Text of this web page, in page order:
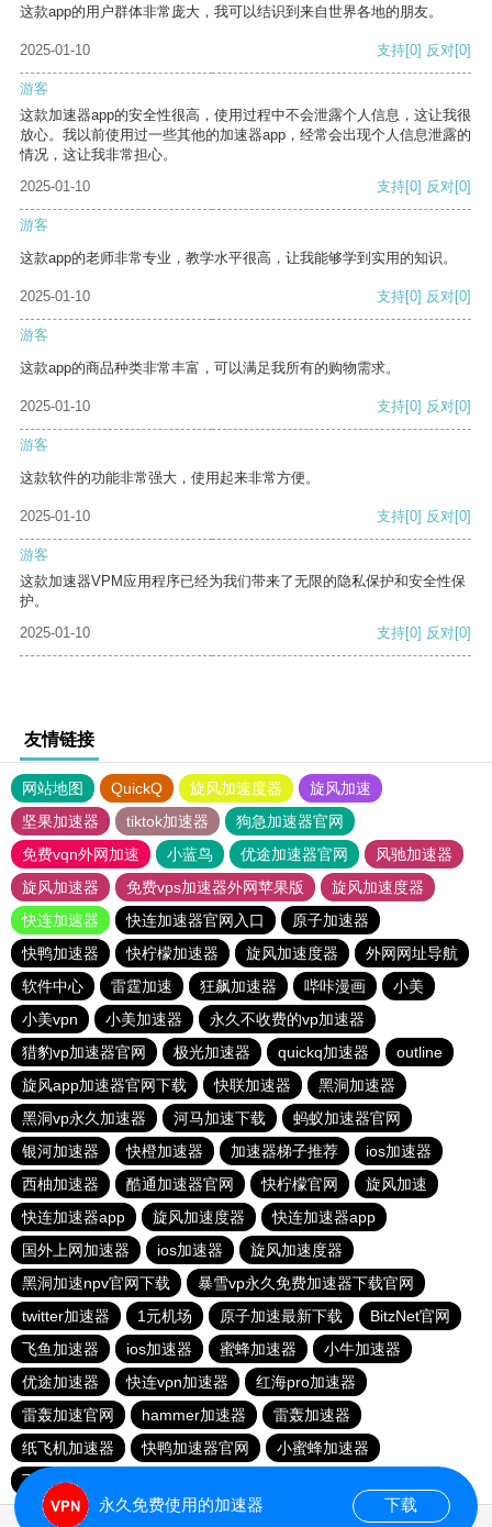
这款app的用户群体非常庞大，我可以结识到来自世界各地的朋友。
2025-01-10 支持[0] 反对[0]
游客
这款加速器app的安全性很高，使用过程中不会泄露个人信息，这让我很
放心。我以前使用过一些其他的加速器app，经常会出现个人信息泄露的
情况，这让我非常担心。
2025-01-10
支持[0] 反对[0]
游客
这款app的老师非常专业，教学水平很高，让我能够学到实用的知识。
2025-01-10 支持[0] 反对[0]
游客
这款app的商品种类非常丰富，可以满足我所有的购物需求。
2025-01-10 支持[0] 反对[0]
游客
这款软件的功能非常强大，使用起来非常方便。
2025-01-10 支持[0] 反对[0]
游客
这款加速器VPM应用程序已经为我们带来了无限的隐私保护和安全性保
护。
2025-01-10
支持[0] 反对[0]
友情链接
网站地图 QuickQ 旋风加速度器
旋风加速
坚果加速器
tiktok加速器
狗急加速器官网
免费vqn外网加速
小蓝鸟 优途加速器官网
风驰加速器
旋风加速器
免费vps加速器外网苹果版
旋风加速度器
快连加速器
快连加速器官网入口
原子加速器
快鸭加速器
快柠檬加速器 旋风加速度器
外网网址导航
软件中心
雷霆加速 狂飙加速器 哔咔漫画
小美
小美vpn
小美加速器
永久不收费的vp加速器
猎豹vp加速器官网
极光加速器 quickq加速器
outline
旋风app加速器官网下载
快联加速器
黑洞加速器
黑洞vp永久加速器
河马加速下载
蚂蚁加速器官网
银河加速器
快橙加速器 加速器梯子推荐
ios加速器
西柚加速器
酷通加速器官网 快柠檬官网
旋风加速
快连加速器app
旋风加速度器
快连加速器app
国外上网加速器
ios加速器
旋风加速度器
黑洞加速npv官网下载
暴雪vp永久免费加速器下载官网
twitter加速器
1元机场 原子加速最新下载
BitzNet官网
飞鱼加速器
ios加速器 蜜蜂加速器
小牛加速器
优途加速器
快连vρn加速器
红海pro加速器
雷轰加速官网
hammer加速器
雷轰加速器
纸飞机加速器
快鸭加速器官网
小蜜蜂加速器
飞跃加速器
永久免费使用的加速器 下载